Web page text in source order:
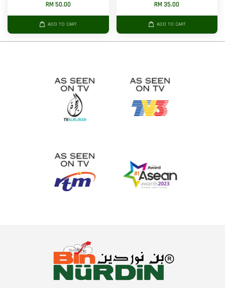
RM 50.00
ADD TO CART
RM 35.00
ADD TO CART